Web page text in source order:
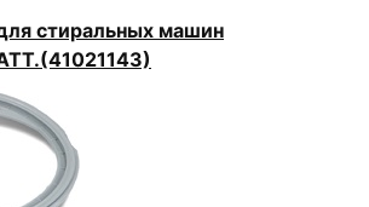
стиральных машин